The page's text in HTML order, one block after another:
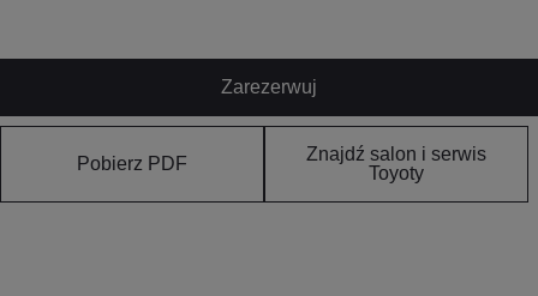
Zarezerwuj
Pobierz PDF
Znajdź salon i serwis
Toyoty